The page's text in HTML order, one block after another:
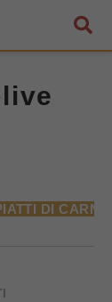
DI CARNE